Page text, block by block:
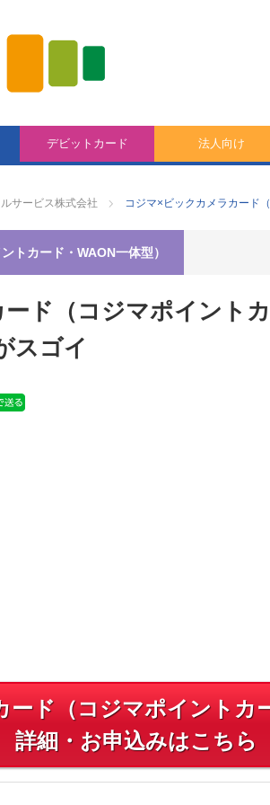
デビットカード 法人向け
サービス株式会社 コジマ×ビックカメラカード
トカード・WAON一体型）
ド（コジマポイントカ
スゴイ
ード（コジマポイントカ
詳細・お申込みはこちら